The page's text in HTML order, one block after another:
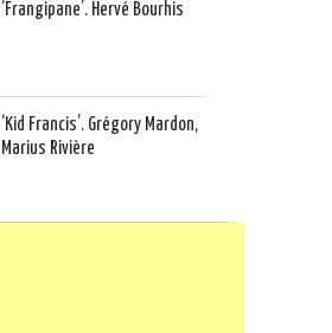
‘Frangipane’. Hervé Bourhis
‘Kid Francis’. Grégory Mardon,
Marius Rivière